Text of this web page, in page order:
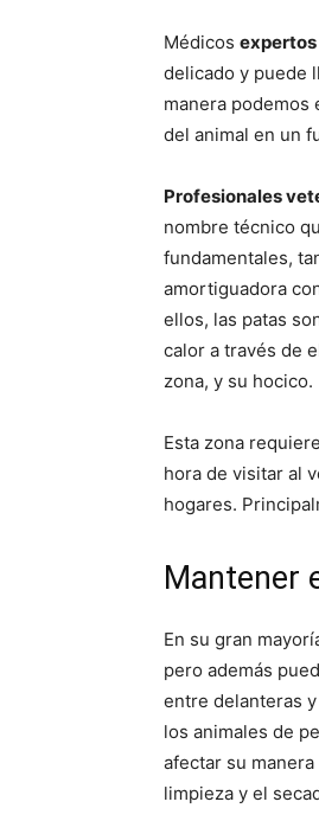
Médicos
delicado y puede
manera
del animal en un
Profesionales
nombre técnico
fundamentales,
amortiguadora
ellos, las patas
calor a través de
zona, y su hocico.
Esta zona
hora de visitar al
hogares.
Mantener
En su gran
pero además
entre delanteras
los animales de
afectar su
limpieza y el